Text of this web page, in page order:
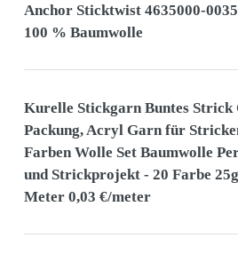
Anchor Sticktwist 4635000-
100 % Baumwolle
Kurelle Stickgarn Buntes Strick
Packung, Acryl Garn für
Farben Wolle Set Baumwolle
und Strickprojekt - 20 Farbe
Meter 0,03 €/meter